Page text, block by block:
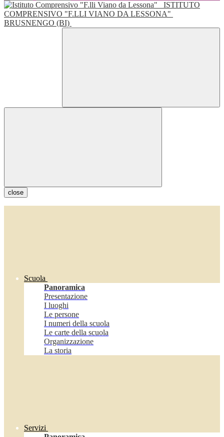
ISTITUTO
COMPRENSIVO "F.LLI VIANO DA LESSONA"
BRUSNENGO (BI)
close
Scuola
Panoramica
Presentazione
I luoghi
Le persone
I numeri della scuola
Le carte della scuola
Organizzazione
La storia
Servizi